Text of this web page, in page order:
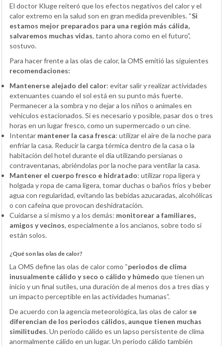
El doctor Kluge reiteró que los efectos negativos del calor y el
calor extremo en la salud son en gran medida prevenibles. “Si
estamos mejor preparados para una región más cálida,
salvaremos muchas vidas, tanto ahora como en el futuro”,
sostuvo.
Para hacer frente a las olas de calor, la OMS emitió las siguientes
recomendaciones:
Mantenerse alejado del calor: evitar salir y realizar actividades
extenuantes cuando el sol está en su punto más fuerte.
Permanecer a la sombra y no dejar a los niños o animales en
vehículos estacionados. Si es necesario y posible, pasar dos o tres
horas en un lugar fresco, como un supermercado o un cine.
Intentar mantener la casa fresca: utilizar el aire de la noche para
enfriar la casa. Reducir la carga térmica dentro de la casa o la
habitación del hotel durante el día utilizando persianas o
contraventanas, abriéndolas por la noche para ventilar la casa.
Mantener el cuerpo fresco e hidratado: utilizar ropa ligera y
holgada y ropa de cama ligera, tomar duchas o baños fríos y beber
agua con regularidad, evitando las bebidas azucaradas, alcohólicas
o con cafeína que provocan deshidratación.
Cuidarse a sí mismo y a los demás: monitorear a familiares,
amigos y vecinos, especialmente a los ancianos, sobre todo si
están solos.
¿Qué son las olas de calor?
La OMS define las olas de calor como “periodos de clima
inusualmente cálido y seco o cálido y húmedo que tienen un
inicio y un final sutiles, una duración de al menos dos a tres días y
un impacto perceptible en las actividades humanas”.
De acuerdo con la agencia meteorológica, las olas de calor se
diferencian de los periodos cálidos, aunque tienen muchas
similitudes. Un periodo cálido es un lapso persistente de clima
anormalmente cálido en un lugar. Un periodo cálido también